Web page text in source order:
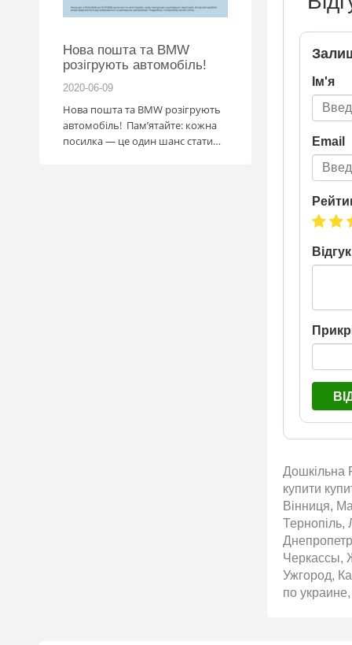
Нова пошта та BMW
розігрують автомобіль!
2020-06-09
Нова пошта та BMW розігрують
автомобіль! Пам’ятайте: кожна
посилка — це один шанс стати
Підготовка до
Готуйтеся до НМТ
посібниками
Ім'я
Email
Відгук
Дошкільна
купити
Вінниця,
Тернопіль,
Черкассы,
Ужгород,
по украине,